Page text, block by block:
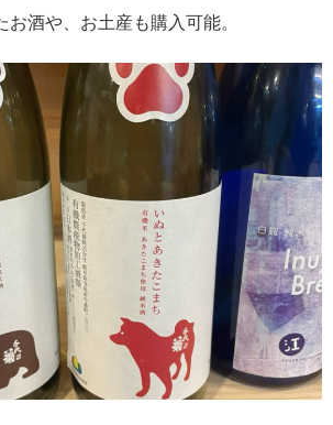
お酒や、お土産も購入可能。